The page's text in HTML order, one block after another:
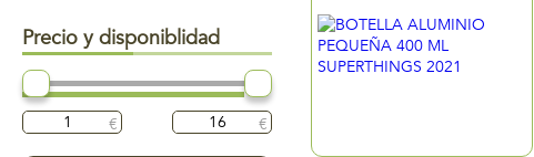
Precio y disponiblidad